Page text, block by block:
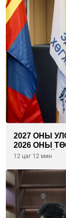
2027 ОНЫ
2026 ОНЫ
ОЛОН
12 цаг 12 мин